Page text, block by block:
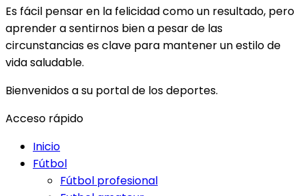
Es fácil pensar en la felicidad como un resultado, pero
aprender a sentirnos bien a pesar de las
circunstancias es clave para mantener un estilo de
vida saludable.
Bienvenidos a su portal de los deportes.
Acceso rápido
Inicio
Fútbol
Fútbol profesional